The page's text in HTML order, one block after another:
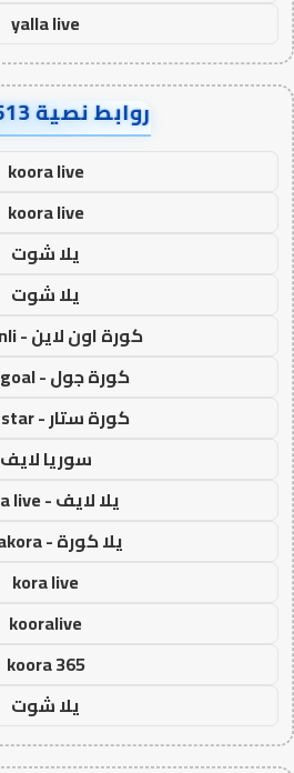
yalla live
روابط نصية AA80513
koora live
koora live
يلا شوت
يلا شوت
كورة اون لاين - kora onli
كورة جول - kora goal
كورة ستار - kora star
سوريا لايف
يلا لايف - yalla live
يلا كورة - yallakora
kora live
kooralive
koora 365
يلا شوت